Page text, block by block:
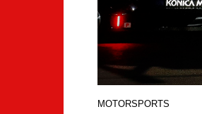
MOTORSPORTS